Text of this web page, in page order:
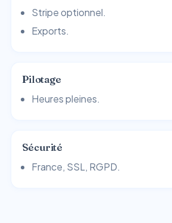
Stripe optionnel.
Exports.
Pilotage
Heures pleines.
Sécurité
France, SSL, RGPD.